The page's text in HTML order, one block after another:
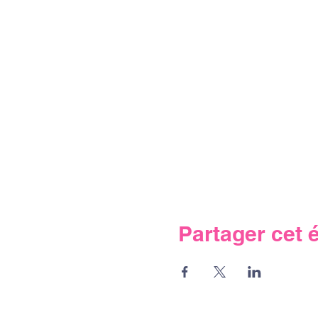
Partager cet